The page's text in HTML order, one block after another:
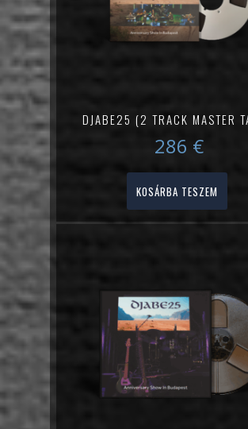
DJABE25 (2 TRACK MASTER
286 €
KOSÁRBA TESZEM